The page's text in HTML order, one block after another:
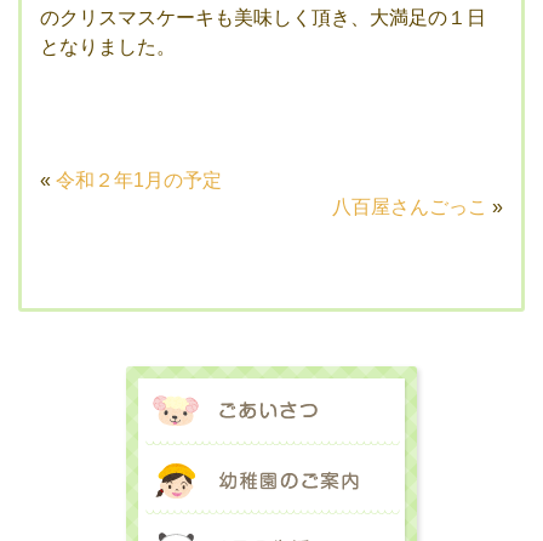
のクリスマスケーキも美味しく頂き、大満足の１日
となりました。
« 令和２年1月の予定
八百屋さんごっこ »
ごあいさつ
幼稚園のご案内